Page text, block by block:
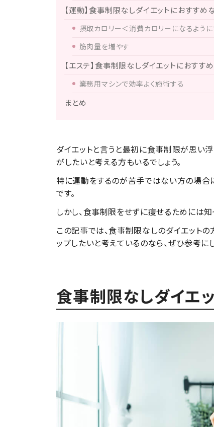
【運動】食事制限なしダイエットにおすすめ
摂取カロリー＜消費カロリーになるように
筋肉量を増やす
【エステ】食事制限なしダイエットにおすす
業務用マシンで効率よく施術する
まとめ
ダイエットと言うと最初に食事制限が思い
がしたいと考える方もいるでしょう。
特に運動をするのが苦手ではない方の場合
です。
しかし、食事制限をせずに痩せるためには知
この記事では、食事制限なしのダイエット
ップしたいと考えているのなら、ぜひ参考に
食事制限なしダイエ